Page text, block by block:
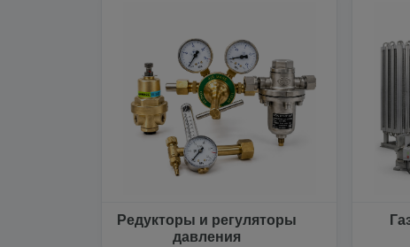
Редукторы и регуляторы
давления